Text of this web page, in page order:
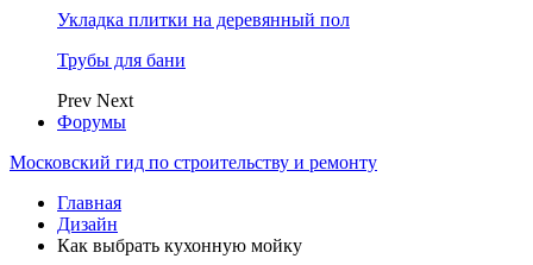
Укладка плитки на деревянный пол
Трубы для бани
Prev Next
Форумы
Московский гид по строительству и ремонту
Главная
Дизайн
Как выбрать кухонную мойку